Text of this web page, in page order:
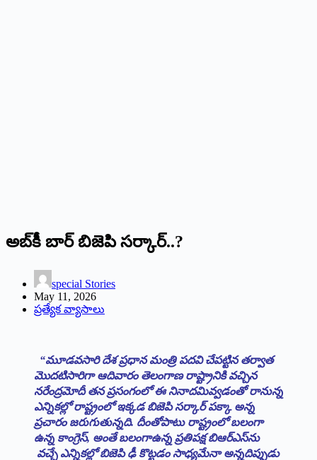
అబ్‌కీ బార్‌ ‌బిజెపి సర్కార్‌..?
special Stories
May 11, 2026
ప్రత్యేక వ్యాసాలు
“మూడవసారి దేశ ప్రధాన మంత్రి పదవి చేపట్టిన తర్వాత
మొదటిసారిగా ఆదివారం తెలంగాణ రాష్ట్రానికి వచ్చిన
నరేంద్రమోదీ తన ప్రసంగంలో ఈ నినాదమివ్వడంతో రానున్న
ఎన్నికల్లో రాష్ట్రంలో ఇక్కడ బిజెపి సర్కార్‌ ‌పక్కా అన్న
ప్రచారం జరుగుతున్నది. దీంతోపాటు రాష్ట్రంలో బలంగా
ఉన్న కాంగ్రెస్‌, అం‌తే బలంగాఉన్న ప్రతిపక్ష బిఆర్‌ఎస్‌ను
వచ్చే ఎన్నికల్లో బిజెపి ఢీ కొట్టడం సాధ్యమేనా అన్నదిప్పుడు